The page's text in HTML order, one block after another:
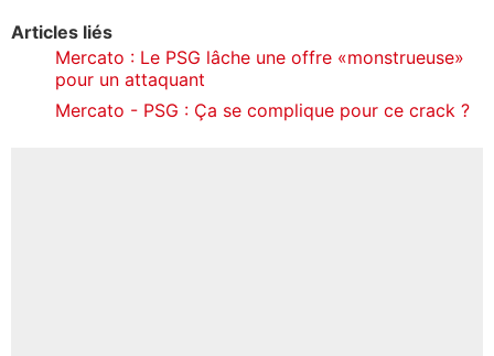
Articles liés
Mercato : Le PSG lâche une offre «monstrueuse»
pour un attaquant
Mercato - PSG : Ça se complique pour ce crack ?